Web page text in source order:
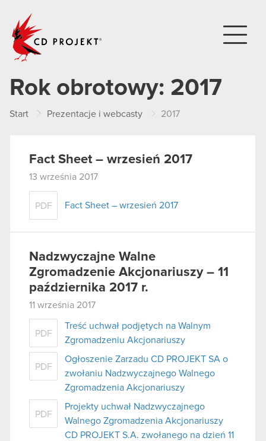
Rok obrotowy: 2017
Start Prezentacje i webcasty 2017
Fact Sheet – wrzesień 2017
13 września 2017
PDF Fact Sheet – wrzesień 2017
Nadzwyczajne Walne
Zgromadzenie Akcjonariuszy – 11
października 2017 r.
11 września 2017
PDF
Treść uchwał podjętych na Walnym
Zgromadzeniu Akcjonariuszy
PDF
Ogłoszenie Zarzadu CD PROJEKT SA o
zwołaniu Nadzwyczajnego Walnego
Zgromadzenia Akcjonariuszy
PDF
Projekty uchwał Nadzwyczajnego
Walnego Zgromadzenia Akcjonariuszy
CD PROJEKT S.A. zwołanego na dzień 11